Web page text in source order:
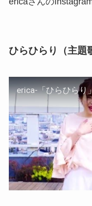
ひらひらり（主題
erica-「ひらひらり